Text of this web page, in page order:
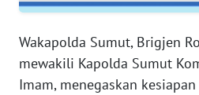
Wakapolda Sumut, Brigjen
mewakili Kapolda Sumut
Imam, menegaskan
WN